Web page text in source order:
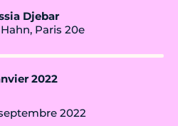
Djebar
Paris 20e
2022
2022